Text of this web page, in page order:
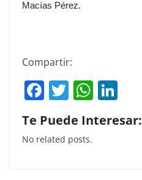
Macías Pérez.
Compartir:
F
a
c
e
T
w
itt
er
W
h
at k
Te Puede Interesar:
No related posts.